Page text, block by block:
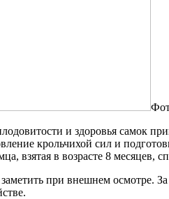
и здоровья самок
крольчихой сил и
взятая в возрасте 8 месяцев,
при внешнем осмотре.